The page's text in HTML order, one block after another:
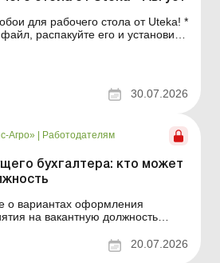
для рабочего стола от Uteka! *
распакуйте его и установите
бухгалтера на август 2026
30.07.2026
Агро» Работодателям
бухгалтера: кто может
о вариантах оформления
на вакантную должность
следующую ситуацию: на
ведущего бухгалтера,
20.07.2026